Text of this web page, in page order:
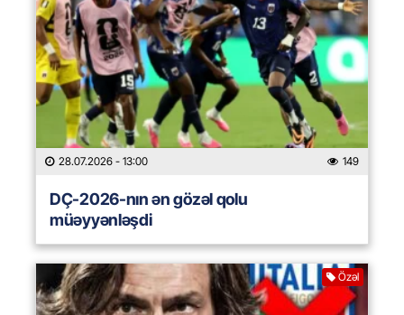
28.07.2026 - 13:00 149
DÇ-2026-nın ən gözəl qolu
müəyyənləşdi
Özəl